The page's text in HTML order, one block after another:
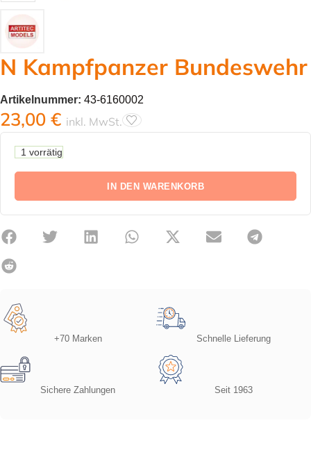
N Kampfpanzer Bundeswehr
Artikelnummer: 43-6160002
23,00 € inkl. MwSt.
1 vorrätig
IN DEN WARENKORB
+70 Marken Schnelle Lieferung
Sichere Zahlungen Seit 1963